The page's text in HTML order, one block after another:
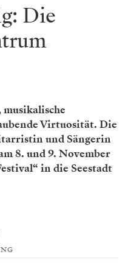
Die
Virtuosität. Die
und Sängerin
8. und 9. November
in die Seestadt